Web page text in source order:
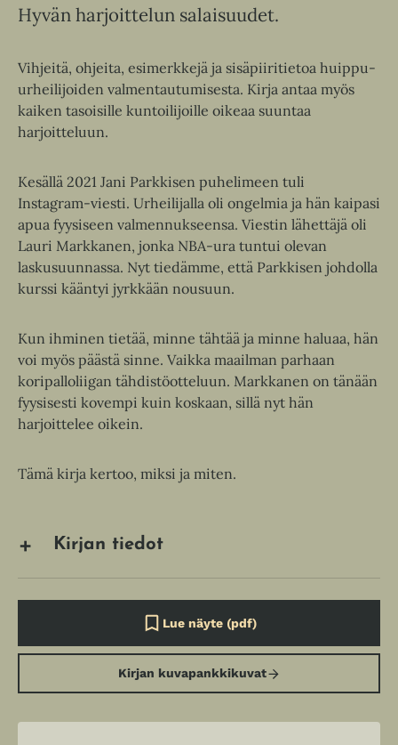
Hyvän harjoittelun salaisuudet.
Vihjeitä, ohjeita, esimerkkejä ja sisäpiiritietoa huippu-
urheilijoiden valmentautumisesta. Kirja antaa myös
kaiken tasoisille kuntoilijoille oikeaa suuntaa
harjoitteluun.
Kesällä 2021 Jani Parkkisen puhelimeen tuli
Instagram-viesti. Urheilijalla oli ongelmia ja hän kaipasi
apua fyysiseen valmennukseensa. Viestin lähettäjä oli
Lauri Markkanen, jonka NBA-ura tuntui olevan
laskusuunnassa. Nyt tiedämme, että Parkkisen johdolla
kurssi kääntyi jyrkkään nousuun.
Kun ihminen tietää, minne tähtää ja minne haluaa, hän
voi myös päästä sinne. Vaikka maailman parhaan
koripalloliigan tähdistöotteluun. Markkanen on tänään
fyysisesti kovempi kuin koskaan, sillä nyt hän
harjoittelee oikein.
Tämä kirja kertoo, miksi ja miten.
Kirjan tiedot
Lue näyte (pdf)
A
u
k
e
a
u
Kirjan kuvapankkikuvat